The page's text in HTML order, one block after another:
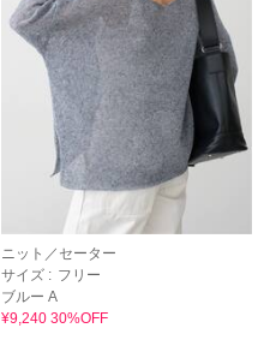
ニット／セーター
サイズ : フリー
ブルー A
¥9,240 30%OFF